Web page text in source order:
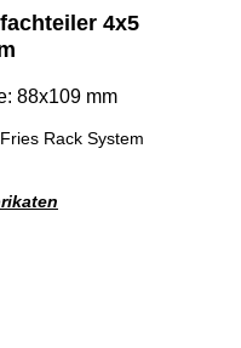
4x5
88x109 mm
Rack System